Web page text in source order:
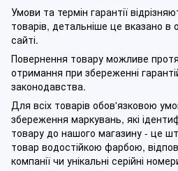
Умови та термін гарантії
товарів, детальніше це вказано в
сайті.
Повернення товару можливе
отримання при збереженні
законодавства.
Для всіх товарів обов'язковою
збереження маркувань, які
товару до нашого магазину - це
товар водостійкою фарбою,
компанії чи унікальні серійні